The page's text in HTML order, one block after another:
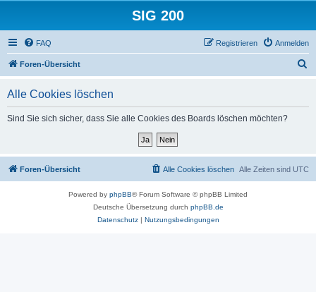
SIG 200
FAQ Anmelden
Registrieren
Foren-Übersicht
Alle Cookies löschen
Sind Sie sich sicher, dass Sie alle Cookies des Boards löschen möchten?
Foren-Übersicht Alle Zeiten sind UTC
Alle Cookies löschen
Powered by phpBB® Forum Software © phpBB Limited
Deutsche Übersetzung durch phpBB.de
Datenschutz| Nutzungsbedingungen